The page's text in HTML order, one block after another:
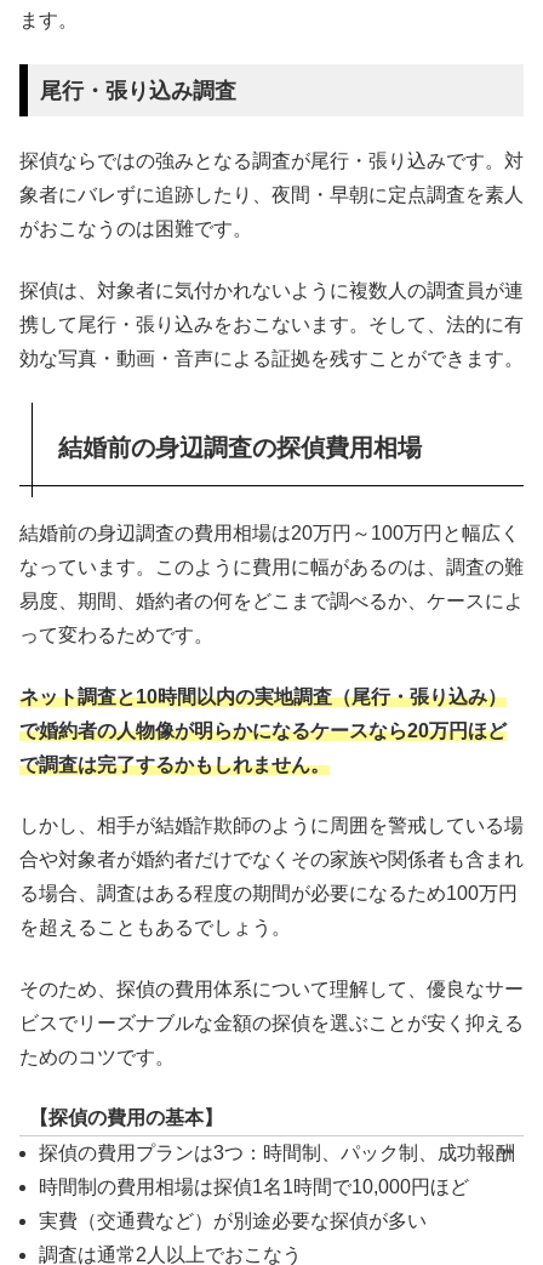
ます。
尾行・張り込み調査
探偵ならではの強みとなる調査が尾行・張り込みです。対
象者にバレずに追跡したり、夜間・早朝に定点調査を素人
がおこなうのは困難です。
探偵は、対象者に気付かれないように複数人の調査員が連
携して尾行・張り込みをおこないます。そして、法的に有
効な写真・動画・音声による証拠を残すことができます。
結婚前の身辺調査の探偵費用相場
結婚前の身辺調査の費用相場は20万円～100万円と幅広く
なっています。このように費用に幅があるのは、調査の難
易度、期間、婚約者の何をどこまで調べるか、ケースによ
って変わるためです。
ネット調査と10時間以内の実地調査（尾行・張り込み）
で婚約者の人物像が明らかになるケースなら20万円ほど
で調査は完了するかもしれません。
しかし、相手が結婚詐欺師のように周囲を警戒している場
合や対象者が婚約者だけでなくその家族や関係者も含まれ
る場合、調査はある程度の期間が必要になるため100万円
を超えることもあるでしょう。
そのため、探偵の費用体系について理解して、優良なサー
ビスでリーズナブルな金額の探偵を選ぶことが安く抑える
ためのコツです。
【探偵の費用の基本】
探偵の費用プランは3つ：時間制、パック制、成功報酬
時間制の費用相場は探偵1名1時間で10,000円ほど
実費（交通費など）が別途必要な探偵が多い
調査は通常2人以上でおこなう